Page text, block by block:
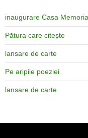
inaugurare Casa
Pătura care citește
lansare de carte
Pe aripile poeziei
lansare de carte